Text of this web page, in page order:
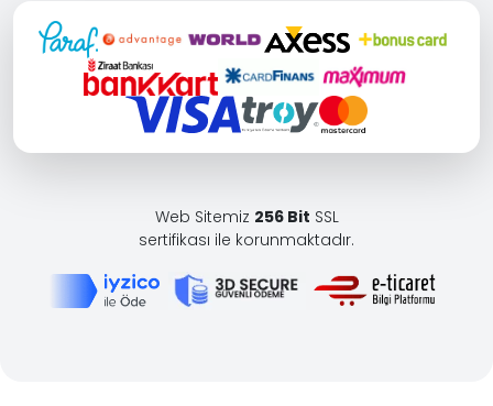
Web Sitemiz 256 Bit SSL
sertifikası ile korunmaktadır.